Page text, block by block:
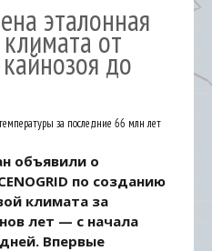
эталонная
от
до
за последние 66 млн лет
объявили о
по созданию
климата за
лет — с начала
Впервые